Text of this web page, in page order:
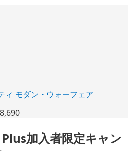
ィ モダン・ウォーフェア
ィ
Plus加入者限定キャン